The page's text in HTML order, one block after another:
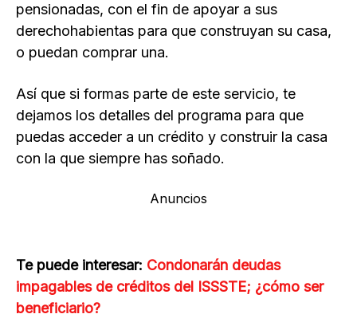
pensionadas, con el fin de apoyar a sus
derechohabientas para que construyan su casa,
o puedan comprar una.
Así que si formas parte de este servicio, te
dejamos los detalles del programa para que
puedas acceder a un crédito y construir la casa
con la que siempre has soñado.
Anuncios
Te puede interesar: Condonarán deudas
impagables de créditos del ISSSTE; ¿cómo ser
beneficiario?